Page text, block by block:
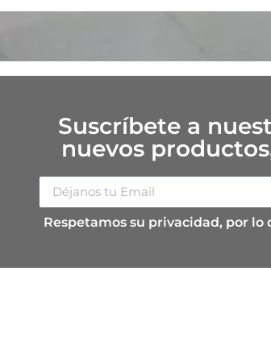
Suscríbete a
nuevos
Respetamos su privacidad, por